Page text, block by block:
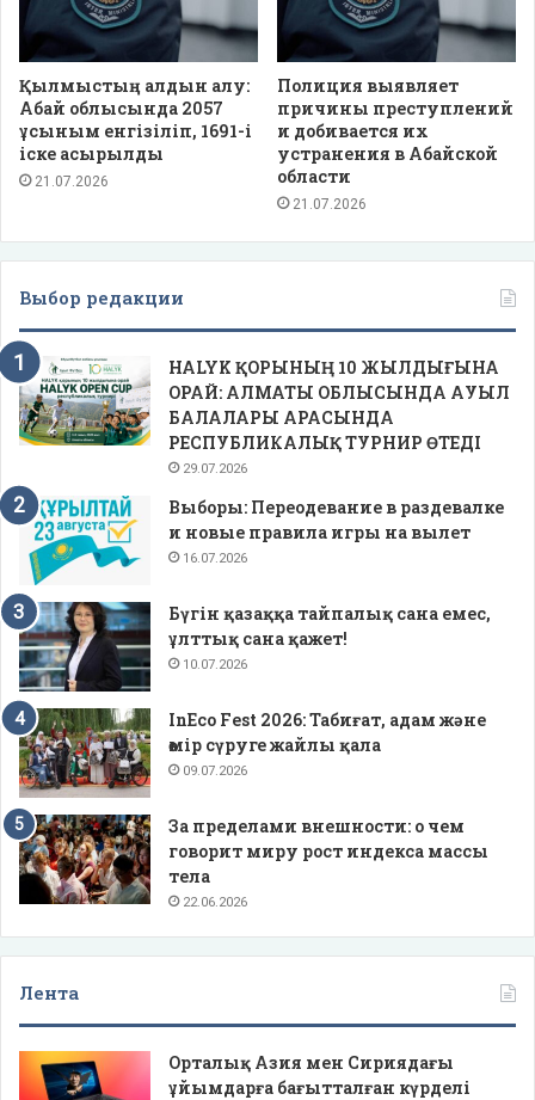
Қылмыстың алдын алу:
Абай облысында 2057
ұсыным енгізіліп, 1691-і
іске асырылды
21.07.2026
Полиция выявляет
причины преступлений
и добивается их
устранения в Абайской
области
21.07.2026
Выбор редакции
HALYK ҚОРЫНЫҢ 10 ЖЫЛДЫҒЫНА
ОРАЙ: АЛМАТЫ ОБЛЫСЫНДА АУЫЛ
БАЛАЛАРЫ АРАСЫНДА
РЕСПУБЛИКАЛЫҚ ТУРНИР ӨТЕДІ
29.07.2026
Выборы: Переодевание в раздевалке
и новые правила игры на вылет
16.07.2026
Бүгін қазаққа тайпалық сана емес,
ұлттық сана қажет!
10.07.2026
InEco Fest 2026: Табиғат, адам және
өмір сүруге жайлы қала
09.07.2026
За пределами внешности: о чем
говорит миру рост индекса массы
тела
22.06.2026
Лента
Орталық Азия мен Сириядағы
ұйымдарға бағытталған күрделі